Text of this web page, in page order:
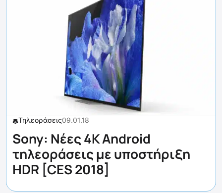
Τηλεοράσεις09.01.18
Sony: Νέες 4K Android
τηλεοράσεις με υποστήριξη
HDR [CES 2018]